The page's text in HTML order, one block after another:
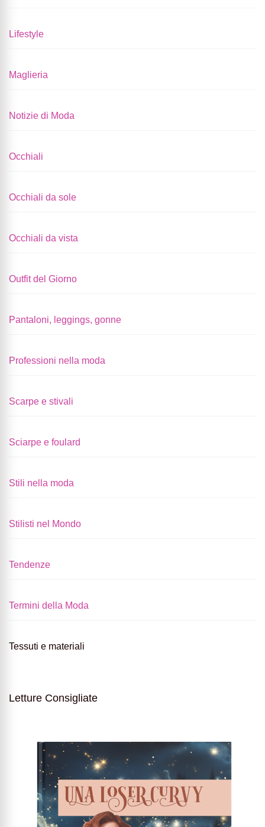
Lifestyle
Maglieria
Notizie di Moda
Occhiali
Occhiali da sole
Occhiali da vista
Outfit del Giorno
Pantaloni, leggings, gonne
Professioni nella moda
Scarpe e stivali
Sciarpe e foulard
Stili nella moda
Stilisti nel Mondo
Tendenze
Termini della Moda
Tessuti e materiali
Letture Consigliate